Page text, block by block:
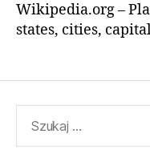
Wikipedia.org –
states, cities,